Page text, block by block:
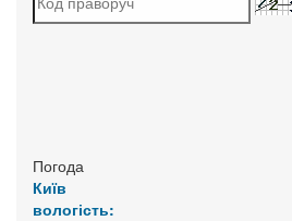
Погода
Київ
вологість: